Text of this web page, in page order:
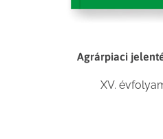
Agrárpiaci
XV.